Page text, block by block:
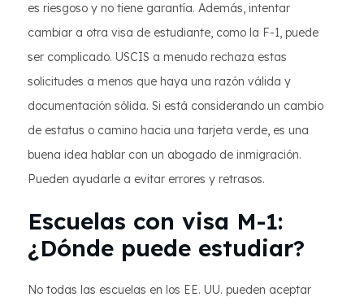
es riesgoso y no tiene garantía. Además, intentar
cambiar a otra visa de estudiante, como la F-1, puede
ser complicado. USCIS a menudo rechaza estas
solicitudes a menos que haya una razón válida y
documentación sólida. Si está considerando un cambio
de estatus o camino hacia una tarjeta verde, es una
buena idea hablar con un abogado de inmigración.
Pueden ayudarle a evitar errores y retrasos.
Escuelas con visa M-1:
¿Dónde puede estudiar?
No todas las escuelas en los EE. UU. pueden aceptar